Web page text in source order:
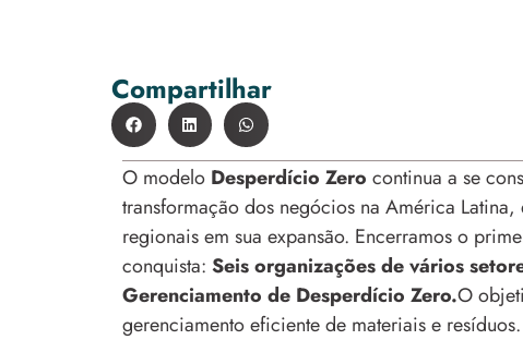
Compartilhar
O modelo Desperdício Zero continua a se
transformação dos negócios na América
regionais em sua expansão. Encerramos o
conquista: Seis organizações de vários
Gerenciamento de Desperdício Zero.O
gerenciamento eficiente de materiais e resíduos.